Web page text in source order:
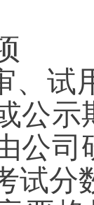
、试
公示
公
试分